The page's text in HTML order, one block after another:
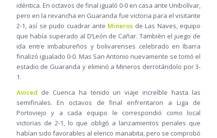
idéntica. En octavos de final igualó 0-0 en casa ante Unibolívar,
pero en la revancha en Guaranda fue victoria para el visitante
2-1, así se pudo cuadrar ante Mineros de Las Naves, equipo
que había superado al D’León de Cañar. También el juego de
ida entre imbabureños y bolivarenses celebrado en Ibarra
finalizó igualado 0-0. Mas San Antonio nuevamente se tomó el
estadio de Guaranda y eliminó a Mineros derrotándolo por 3-
1.
Aviced de Cuenca ha tenido un viaje increíble hasta las
semifinales. En octavos de final enfrentaron a Liga de
Portoviejo y a cada equipo le correspondió como local
victorias de 2-1, lo que obligó a lanzamientos penales que
habían sido favorables al elenco manabita, pero se comprobó